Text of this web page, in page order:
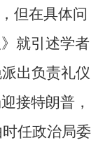
但在具体问
就引述学者
出负责礼仪
接特朗普，
任政治局委